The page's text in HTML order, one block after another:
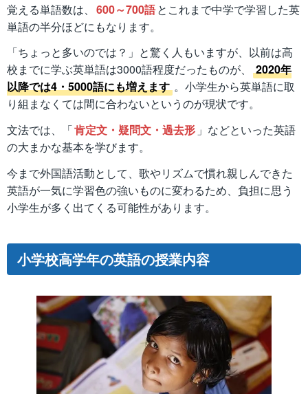
覚える単語数は、 600～700語とこれまで中学で学習した英
単語の半分ほどにもなります。
「ちょっと多いのでは？」と驚く人もいますが、以前は高
校までに学ぶ英単語は3000語程度だったものが、
2020年
以降では4・5000語にも増えます 。小学生から英単語に取
り組まなくては間に合わないというのが現状です。
文法では、「肯定文・疑問文・過去形 」などといった英語
の大まかな基本を学びます。
今まで外国語活動として、歌やリズムで慣れ親しんできた
英語が一気に学習色の強いものに変わるため、負担に思う
小学生が多く出てくる可能性があります。
小学校高学年の英語の授業内容